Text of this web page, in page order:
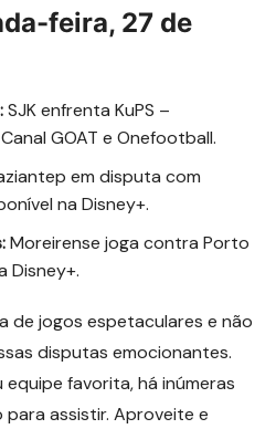
feira, 27 de
SJK enfrenta KuPS –
GOAT e Onefootball.
em disputa com
na Disney+.
Moreirense joga contra Porto
Disney+.
de jogos espetaculares e não
disputas emocionantes.
equipe favorita, há inúmeras
assistir. Aproveite e